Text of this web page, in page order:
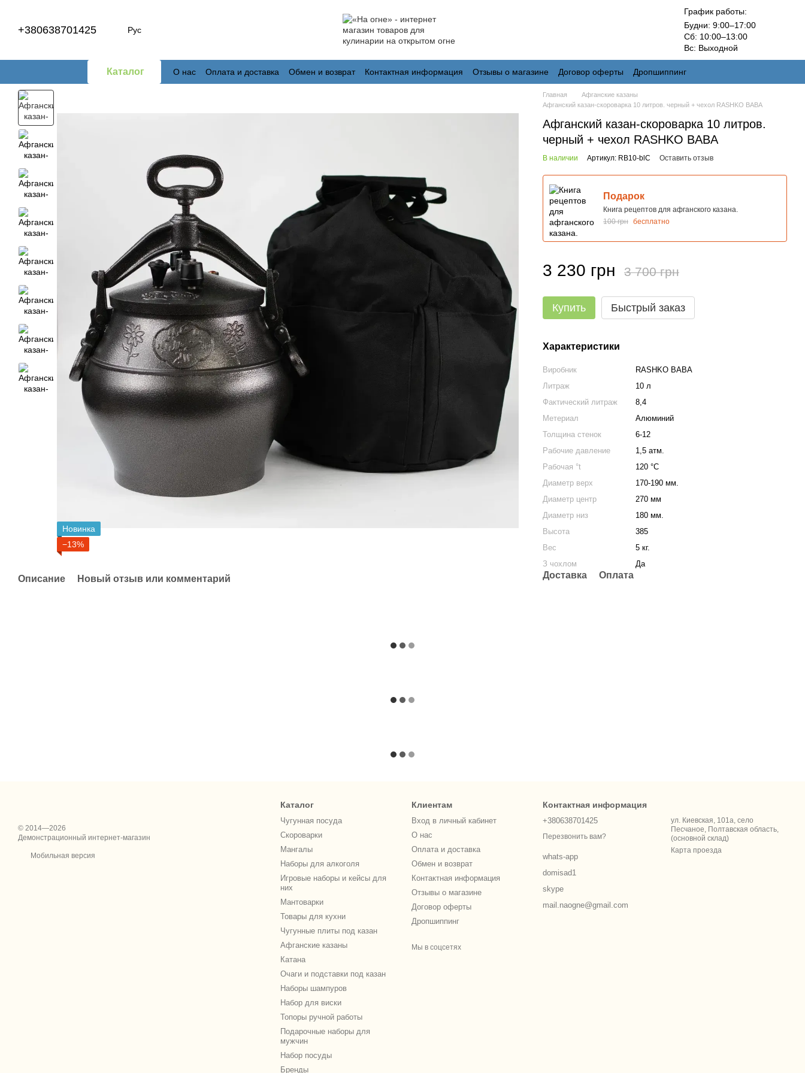
+380638701425 Рус
График работы:
Будни: 9:00–17:00
Сб: 10:00–13:00
Вс: Выходной
Каталог О нас Оплата и доставка Обмен и возврат Контактная информация Отзывы о магазине Договор оферты Дропшиппинг
Новинка
−13%
Описание Новый отзыв или комментарий
Главная
Афганские казаны
Афганский казан-скороварка 10 литров. черный + чехол RASHKO BABA
Афганский казан-скороварка 10 литров.
черный + чехол RASHKO BABA
В наличии Артикул: RB10-blC Оставить отзыв
Подарок
Книга рецептов для афганского казана.
100 грн бесплатно
3 230 грн 3 700 грн
Купить Быстрый заказ
Характеристики
Виробник
RASHKO BABA
Литраж
10 л
Фактический литраж
8,4
Метериал
Алюминий
Толщина стенок
6-12
Рабочие давление
1,5 атм.
Рабочая °t
120 °C
Диаметр верх
170-190 мм.
Диаметр центр
270 мм
Диаметр низ
180 мм.
Высота
385
Вес
5 кг.
З чохлом
Да
Доставка Оплата
© 2014—2026
Демонстрационный интернет-магазин
Мобильная версия
Каталог
Чугунная посуда
Скороварки
Мангалы
Наборы для алкоголя
Игровые наборы и кейсы для
них
Мантоварки
Товары для кухни
Чугунные плиты под казан
Афганские казаны
Катана
Очаги и подставки под казан
Наборы шампуров
Набор для виски
Топоры ручной работы
Подарочные наборы для
мужчин
Набор посуды
Бренды
Клиентам
Вход в личный кабинет
О нас
Оплата и доставка
Обмен и возврат
Контактная информация
Отзывы о магазине
Договор оферты
Дропшиппинг
Мы в соцсетях
Контактная информация
+380638701425
Перезвонить вам?
whats-app
domisad1
skype
mail.naogne@gmail.com
ул. Киевская, 101а, село
Песчаное, Полтавская область,
(основной склад)
Карта проезда